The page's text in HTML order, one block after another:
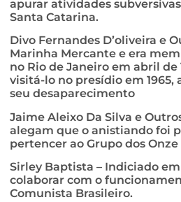
apurar atividades
Santa Catarina.
Divo Fernandes D’oliveira e
Marinha Mercante e era
no Rio de Janeiro em abril de
visitá-lo no presídio em 1965,
seu desaparecimento
Jaime Aleixo Da Silva e
alegam que o anistiando foi
pertencer ao Grupo dos Onze
Sirley Baptista – Indiciado
colaborar com o
Comunista Brasileiro.